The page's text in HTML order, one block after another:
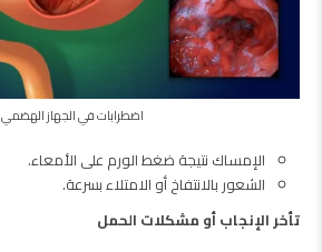
اضطرابات في الجهاز الهضمي
الإمساك نتيجة ضغط الورم على الأمعاء.
الشعور بالانتفاخ أو الامتلاء بسرعة.
تأخر الإنجاب أو مشكلات الحمل